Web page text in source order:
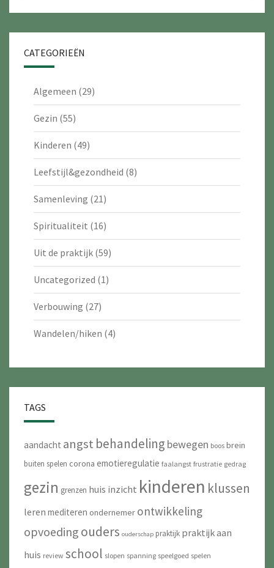
CATEGORIEËN
Algemeen (29)
Gezin (55)
Kinderen (49)
Leefstijl&gezondheid (8)
Samenleving (21)
Spiritualiteit (16)
Uit de praktijk (59)
Uncategorized (1)
Verbouwing (27)
Wandelen/hiken (4)
TAGS
aandacht angst behandeling bewegen boos brein
buiten spelen corona emotieregulatie faalangst frustratie gedrag
gezin grenzen huis inzicht kinderen klussen
leren mediteren ondernemer ontwikkeling
opvoeding ouders ouderschap praktijk praktijk aan
huis review school slopen spanning speelgoed spelen